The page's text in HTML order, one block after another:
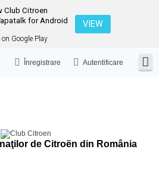
Club Citroen
for Android
on Google Play
VIEW
Autentificare
Înregistrare
de Citroën din România